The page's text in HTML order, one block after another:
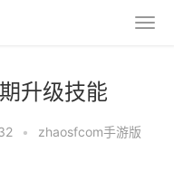
升级技能
•
zhaosfcom手游版